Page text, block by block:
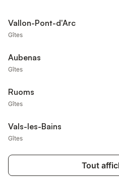
Vallon-Pont-d'Arc
Gîtes
Aubenas
Gîtes
Ruoms
Gîtes
Vals-les-Bains
Gîtes
Tout